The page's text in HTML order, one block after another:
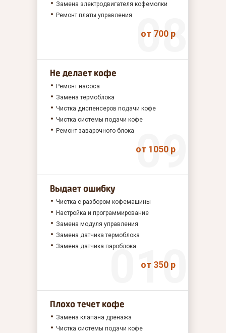
Замена электродвигателя кофемолки
Ремонт платы управления
от 700 р
Не делает кофе
Ремонт насоса
Замена термоблока
Чистка диспенсеров подачи кофе
Чистка системы подачи кофе
Ремонт заварочного блока
от 1050 р
Выдает ошибку
Чистка с разбором кофемашины
Настройка и программирование
Замена модуля управления
Замена датчика термоблока
Замена датчика пароблока
от 350 р
Плохо течет кофе
Замена клапана дренажа
Чистка системы подачи кофе